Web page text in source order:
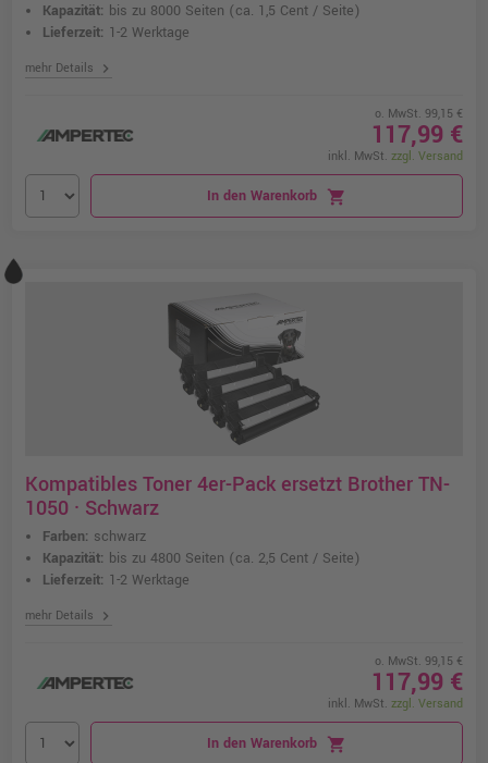
Kapazität: bis zu 8000 Seiten (ca. 1,5 Cent / Seite)
Lieferzeit: 1-2 Werktage
mehr Details chevron_right
o. MwSt. 99,15 €
117,99 €
inkl. MwSt. zzgl. Versand
In den Warenkorb shopping_cart
Kompatibles Toner 4er-Pack ersetzt Brother TN-
1050 · Schwarz
Farben: schwarz
Kapazität: bis zu 4800 Seiten (ca. 2,5 Cent / Seite)
Lieferzeit: 1-2 Werktage
mehr Details chevron_right
o. MwSt. 99,15 €
117,99 €
inkl. MwSt. zzgl. Versand
In den Warenkorb shopping_cart